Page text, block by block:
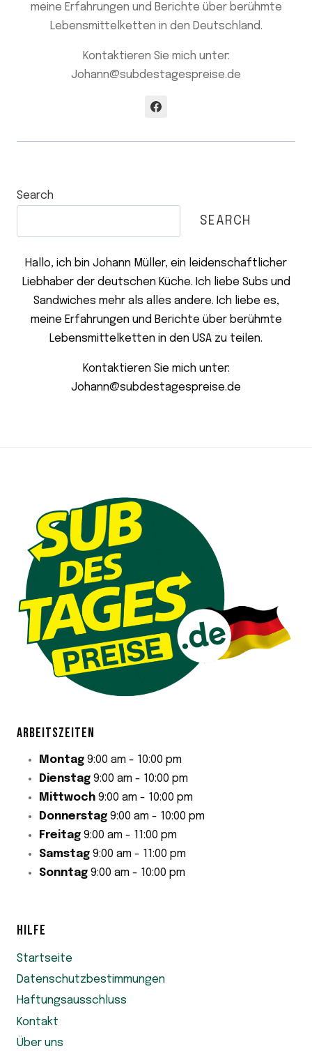
meine Erfahrungen und Berichte über berühmte
Lebensmittelketten in den Deutschland.
Kontaktieren Sie mich unter:
Johann@subdestagespreise.de
Search
SEARCH
Hallo, ich bin Johann Müller, ein leidenschaftlicher
Liebhaber der deutschen Küche. Ich liebe Subs und
Sandwiches mehr als alles andere. Ich liebe es,
meine Erfahrungen und Berichte über berühmte
Lebensmittelketten in den USA zu teilen.
Kontaktieren Sie mich unter:
Johann@subdestagespreise.de
ARBEITSZEITEN
Montag 9:00 am - 10:00 pm
Dienstag 9:00 am - 10:00 pm
Mittwoch 9:00 am - 10:00 pm
Donnerstag 9:00 am - 10:00 pm
Freitag 9:00 am - 11:00 pm
Samstag 9:00 am - 11:00 pm
Sonntag 9:00 am - 10:00 pm
HILFE
Startseite
Datenschutzbestimmungen
Haftungsausschluss
Kontakt
Über uns